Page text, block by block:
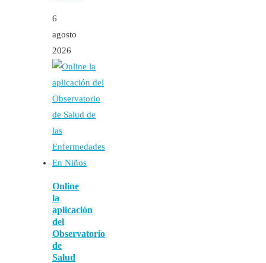
6
agosto
2026
Online
la
aplicación
del
Observatorio
de
Salud